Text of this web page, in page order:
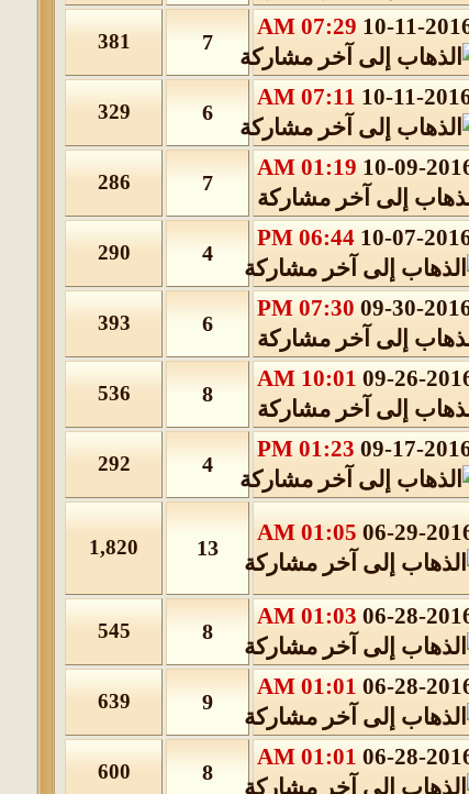
10-11-
07:29 AM
7
381
10-11-
07:11 AM
6
329
10-09-
01:19 AM
7
286
10-07-
06:44 PM
4
290
09-30-
07:30 PM
6
393
09-26-
10:01 AM
8
536
09-17-
01:23 PM
4
292
06-29-
01:05 AM
13
1,820
06-28-
01:03 AM
8
545
06-28-
01:01 AM
9
639
06-28-
01:01 AM
8
600